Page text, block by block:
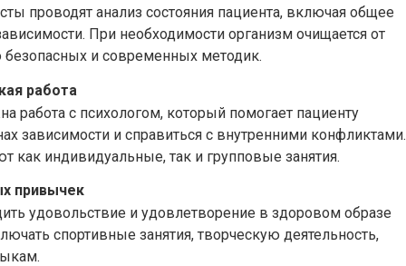
проводят анализ состояния пациента, включая общее
При необходимости организм очищается от
и современных методик.
работа
работа с психологом, который помогает пациенту
зависимости и справиться с внутренними конфликтами.
индивидуальные, так и групповые занятия.
привычек
удовольствие и удовлетворение в здоровом образе
спортивные занятия, творческую деятельность,